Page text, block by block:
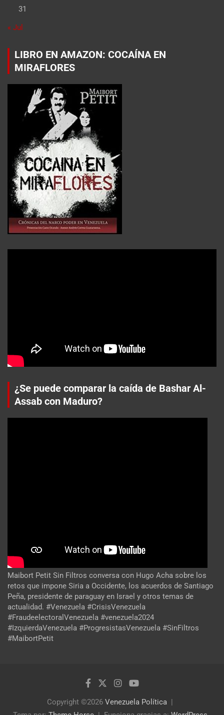
31
« Jul
LIBRO EN AMAZON: COCAÍNA EN
MIRAFLORES
¿Se puede comparar la caída de Bashar Al-
Assab con Maduro?
Maibort Petit Sin Filtros conversa con Hugo Acha sobre los
retos que impone Siria a Occidente, los acuerdos de Santiago
Peña, presidente de paraguay en Israel y otros temas de
actualidad. #Venezuela #CrisisVenezuela
#FraudeelectoralVenezuela #venezuela2024
#IzquierdaVenezuela #ProgresistasVenezuela #SinFiltros
#MaibortPetit
Copyright ©2026 Venezuela Política